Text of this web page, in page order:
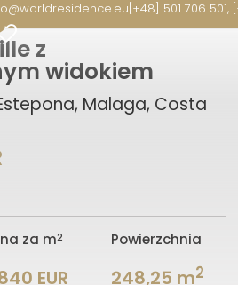
[+48] 501 706
z
widokiem
Malaga, Costa
za m2
EUR
Powierzchnia
248,25 m2